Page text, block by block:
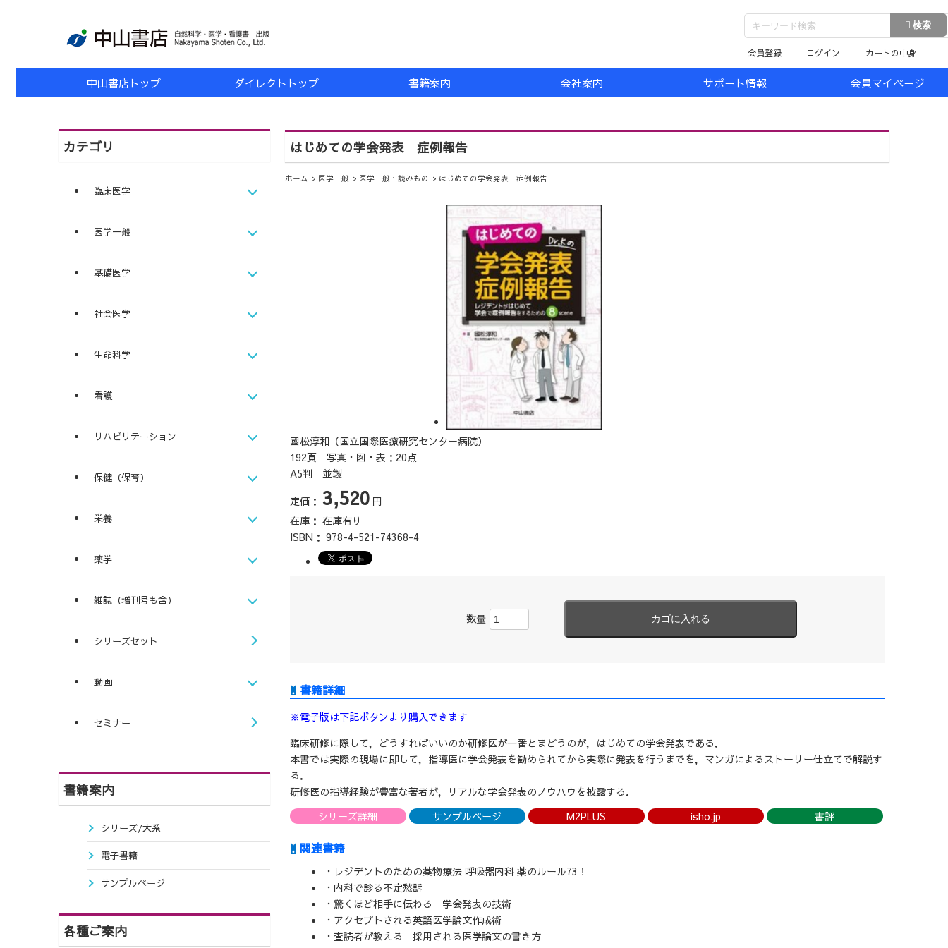
会員登録 ログイン カートの中身
中山書店トップ ダイレクトトップ 書籍案内 会社案内 サポート情報 会員マイページ
はじめての学会発表 症例報告
ホーム 医学一般 医学一般・読みもの はじめての学会発表 症例報告
國松淳和（国立国際医療研究センター病院）
192頁 写真・図・表：20点
A5判 並製
定価： 3,520 円
在庫： 在庫有り
ISBN： 978-4-521-74368-4
数量
※電子版は下記ボタンより購入できます
臨床研修に際して，どうすればいいのか研修医が一番とまどうのが，はじめての学会発表である．
本書では実際の現場に即して，指導医に学会発表を勧められてから実際に発表を行うまでを，マンガによるストーリー仕立てで解説す
る．
研修医の指導経験が豊富な著者が，リアルな学会発表のノウハウを披露する．
シリーズ詳細
サンプルページ M2PLUS isho.jp 書評
関連書籍
・レジデントのための薬物療法 呼吸器内科 薬のルール73！
・内科で診る不定愁訴
・驚くほど相手に伝わる 学会発表の技術
・アクセプトされる英語医学論文作成術
・査読者が教える 採用される医学論文の書き方
カテゴリ
臨床医学
医学一般
基礎医学
社会医学
生命科学
看護
リハビリテーション
保健（保育）
栄養
薬学
雑誌（増刊号も含）
シリーズセット
動画
セミナー
書籍案内
シリーズ/大系
電子書籍
サンプルページ
各種ご案内